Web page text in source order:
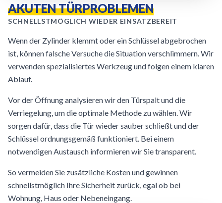
AKUTEN TÜRPROBLEMEN
SCHNELLSTMÖGLICH WIEDER EINSATZBEREIT
Wenn der Zylinder klemmt oder ein Schlüssel abgebrochen
ist, können falsche Versuche die Situation verschlimmern. Wir
verwenden spezialisiertes Werkzeug und folgen einem klaren
Ablauf.
Vor der Öffnung analysieren wir den Türspalt und die
Verriegelung, um die optimale Methode zu wählen. Wir
sorgen dafür, dass die Tür wieder sauber schließt und der
Schlüssel ordnungsgemäß funktioniert. Bei einem
notwendigen Austausch informieren wir Sie transparent.
So vermeiden Sie zusätzliche Kosten und gewinnen
schnellstmöglich Ihre Sicherheit zurück, egal ob bei
Wohnung, Haus oder Nebeneingang.